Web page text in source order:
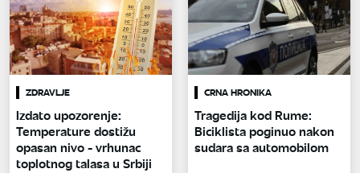
ZDRAVLJE
Izdato upozorenje:
Temperature dostižu
opasan nivo - vrhunac
toplotnog talasa u Srbiji
CRNA HRONIKA
Tragedija kod Rume:
Biciklista poginuo nakon
sudara sa automobilom